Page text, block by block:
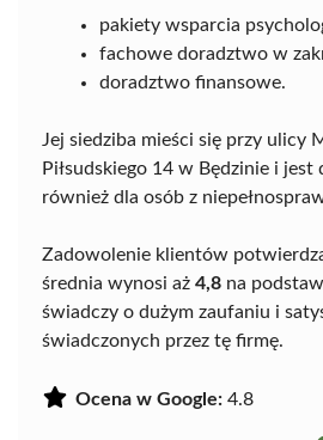
pakiety wsparcia
fachowe doradztwo w
doradztwo finansowe.
Jej siedziba mieści się przy ulicy
Piłsudskiego 14 w Będzinie i jest
również dla osób z
Zadowolenie klientów
średnia wynosi aż 4,8 na
świadczy o dużym zaufaniu i
świadczonych przez tę firmę.
Ocena w Google: 4.8